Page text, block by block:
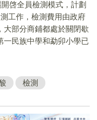
啓全員檢測模式，計劃
工作，檢測費用由政府
大部分商鋪都處於關閉歇
一民族中學和勐卯小學已
檢測